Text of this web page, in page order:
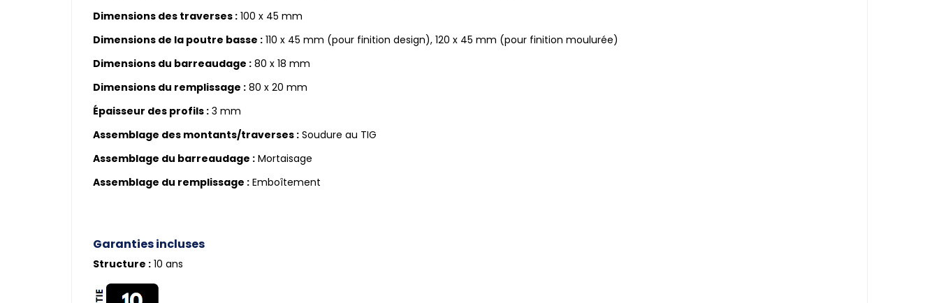
Dimensions des traverses : 100 x 45 mm
Dimensions de la poutre basse : 110 x 45 mm (pour finition design), 120 x 45 mm (pour finition moulurée)
Dimensions du barreaudage : 80 x 18 mm
Dimensions du remplissage : 80 x 20 mm
Épaisseur des profils : 3 mm
Assemblage des montants/traverses : Soudure au TIG
Assemblage du barreaudage : Mortaisage
Assemblage du remplissage : Emboîtement
Garanties incluses
Structure : 10 ans